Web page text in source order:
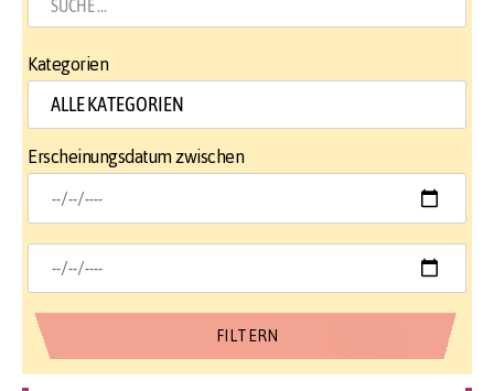
Kategorien
Erscheinungsdatum zwischen